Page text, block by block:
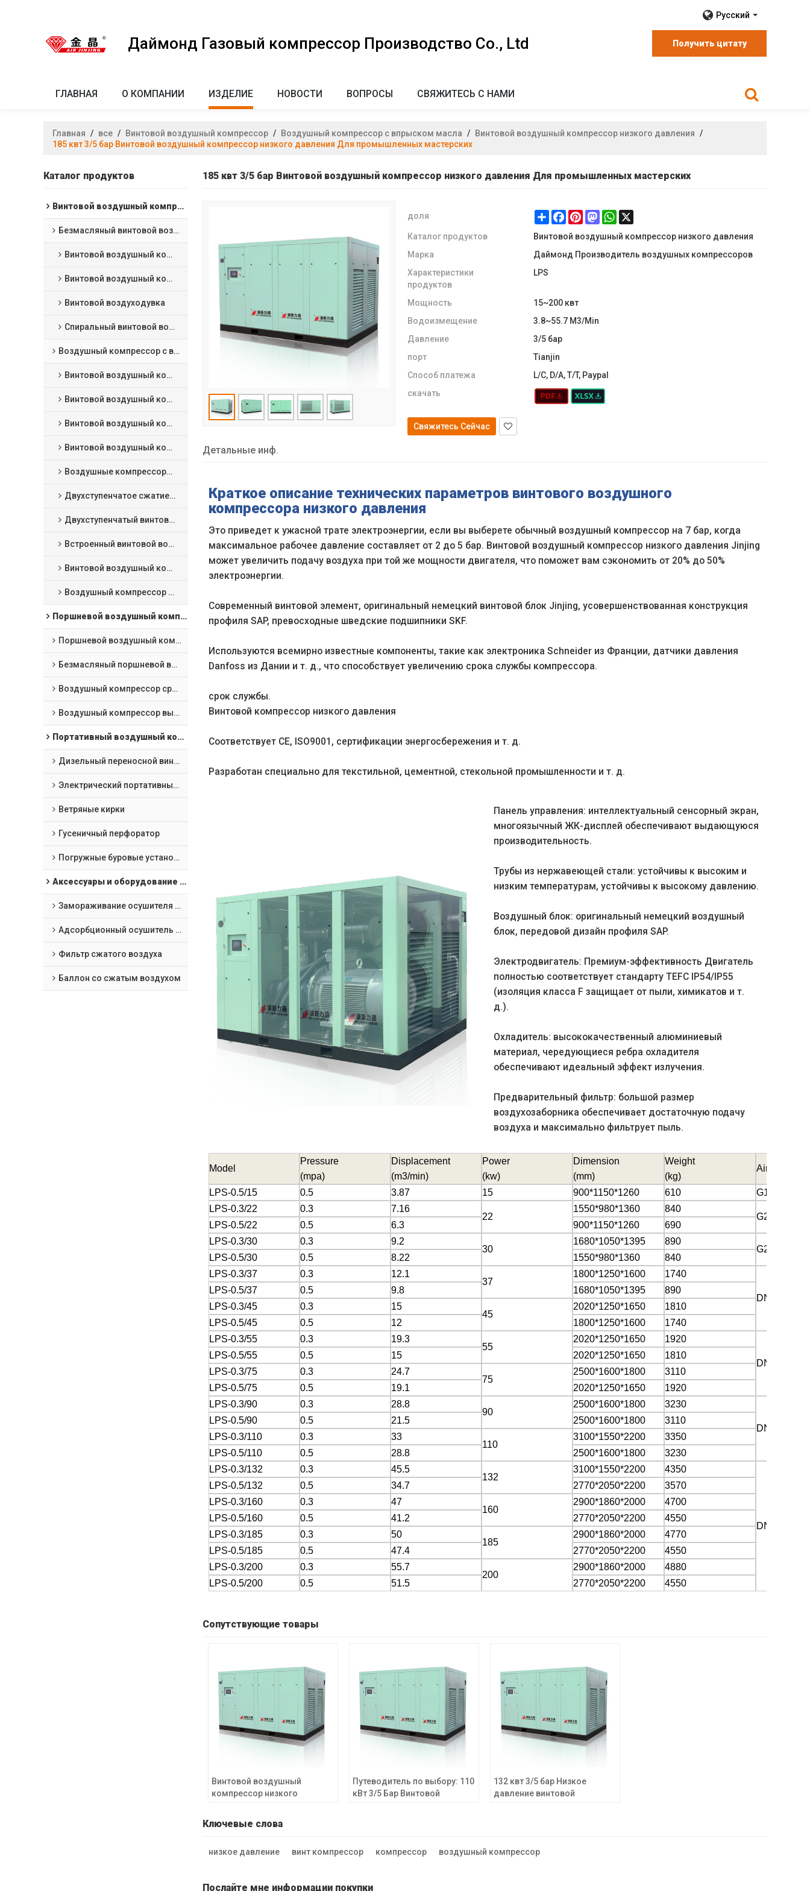
Русский
Даймонд Газовый компрессор Производство Co., Ltd Получить цитату
ГЛАВНАЯ О КОМПАНИИ ИЗДЕЛИЕ НОВОСТИ ВОПРОСЫ СВЯЖИТЕСЬ С НАМИ
Главная / все / Винтовой воздушный компрессор / Воздушный компрессор с впрыском масла / Винтовой воздушный компрессор низкого давления /
185 квт 3/5 бар Винтовой воздушный компрессор низкого давления Для промышленных мастерских
Каталог продуктов
Винтовой воздушный компрессор
Безмасляный винтовой воздушный компрессор
Винтовой воздушный компрессор с водяной смазкой
Винтовой воздушный компрессор сухого типа
Винтовой воздуходувка
Спиральный винтовой воздушный компрессор
Воздушный компрессор с впрыском масла
Винтовой воздушный компрессор с фиксированной скоростью
Винтовой воздушный компрессор VSD
Винтовой воздушный компрессор с постоянным магнитом VSD
Винтовой воздушный компрессор низкого давления
Воздушные компрессоры среднего давления
Двухступенчатое сжатие фиксированная скорость винтовой воздушный компрессор
Двухступенчатый винтовой воздушный компрессор с постоянным магнитом VSD
Встроенный винтовой воздушный компрессор 4 в 1
Винтовой воздушный компрессор с лазерной резкой
Воздушный компрессор VSD с постоянным магнитом масляного охлаждения
Поршневой воздушный компрессор
Поршневой воздушный компрессор
Безмасляный поршневой воздушный компрессор
Воздушный компрессор среднего давления
Воздушный компрессор высокого давления
Портативный воздушный компрессор и горнодобывающее оборудование
Дизельный переносной винтовой компрессор
Электрический портативный винтовой воздушный компрессор
Ветряные кирки
Гусеничный перфоратор
Погружные буровые установки "все в одном
Аксессуары и оборудование для обработки воздушных компрессоров
Замораживание осушителя сжатого воздуха
Адсорбционный осушитель сжатого воздуха
Фильтр сжатого воздуха
Баллон со сжатым воздухом
185 квт 3/5 бар Винтовой воздушный компрессор низкого давления Для промышленных мастерских
доля ShareFacebook
PinterestMastodonWhatsApp
Каталог продуктов
Винтовой воздушный компрессор низкого давления
Марка
Даймонд Производитель воздушных компрессоров
Характеристики
продуктов
LPS
Мощность
15~200 квт
Водоизмещение
3.8~55.7 M3/Min
Давление
3/5 бар
порт
Tianjin
Способ платежа
L/C, D/A, T/T, Paypal
скачать
Свяжитесь Сейчас
Детальные инф.
Краткое описание технических параметров винтового воздушного
компрессора низкого давления
Это приведет к ужасной трате электроэнергии, если вы выберете обычный воздушный компрессор на 7 бар, когда
максимальное рабочее давление составляет от 2 до 5 бар. Винтовой воздушный компрессор низкого давления Jinjing
может увеличить подачу воздуха при той же мощности двигателя, что поможет вам сэкономить от 20% до 50%
электроэнергии.
Современный винтовой элемент, оригинальный немецкий винтовой блок Jinjing, усовершенствованная конструкция
профиля SAP, превосходные шведские подшипники SKF.
Используются всемирно известные компоненты, такие как электроника Schneider из Франции, датчики давления
Danfoss из Дании и т. д., что способствует увеличению срока службы компрессора.
срок службы.
Винтовой компрессор низкого давления
Соответствует CE, ISO9001, сертификации энергосбережения и т. д.
Разработан специально для текстильной, цементной, стекольной промышленности и т. д.
Панель управления: интеллектуальный сенсорный экран,
многоязычный ЖК-дисплей обеспечивают выдающуюся
производительность.
Трубы из нержавеющей стали: устойчивы к высоким и
низким температурам, устойчивы к высокому давлению.
Воздушный блок: оригинальный немецкий воздушный
блок, передовой дизайн профиля SAP.
Электродвигатель: Премиум-эффективность Двигатель
полностью соответствует стандарту TEFC IP54/IP55
(изоляция класса F защищает от пыли, химикатов и т.
д.).
Охладитель: высококачественный алюминиевый
материал, чередующиеся ребра охладителя
обеспечивают идеальный эффект излучения.
Предварительный фильтр: большой размер
воздухозаборника обеспечивает достаточную подачу
воздуха и максимально фильтрует пыль.
Model
Pressure
(mpa)
Displacement
(m3/min)
Power
(kw)
Dimension
(mm)
Weight
(kg)
Air Outlet
LPS-0.5/15 0.5 3.87 15 900*1150*1260 610
G1 1/2"
LPS-0.3/22
0.3 7.16
22
1550*980*1360 840
G2"
LPS-0.5/22
0.5 6.3 900*1150*1260
690
LPS-0.3/30
0.3 9.2
30
1680*1050*1395 890
G2"
LPS-0.5/30
0.5 8.22 1550*980*1360
840
LPS-0.3/37
0.3 12.1
37
1800*1250*1600 1740
DN65
LPS-0.5/37 0.5 9.8 1680*1050*1395
890
LPS-0.3/45
0.3 15
45
2020*1250*1650
1810
LPS-0.5/45
0.5 12 1800*1250*1600
1740
LPS-0.3/55
0.3 19.3
55
2020*1250*1650 1920
DN80
LPS-0.5/55 0.5 15 2020*1250*1650
1810
LPS-0.3/75
0.3 24.7
75
2500*1600*1800
3110
LPS-0.5/75
0.5 19.1 2020*1250*1650
1920
LPS-0.3/90
0.3 28.8
90
2500*1600*1800 3230
DN100
LPS-0.5/90 0.5 21.5 2500*1600*1800
3110
LPS-0.3/110
0.3 33
110
3100*1550*2200
3350
LPS-0.5/110
0.5 28.8 2500*1600*1800
3230
LPS-0.3/132
0.3 45.5
132
3100*1550*2200 4350
DN125
LPS-0.5/132 0.5 34.7 2770*2050*2200
3570
LPS-0.3/160
0.3 47
160
2900*1860*2000
4700
LPS-0.5/160
0.5 41.2 2770*2050*2200
4550
LPS-0.3/185
0.3 50
185
2900*1860*2000
4770
LPS-0.5/185
0.5 47.4 2770*2050*2200
4550
LPS-0.3/200
0.3 55.7
200
2900*1860*2000
4880
LPS-0.5/200
0.5 51.5 2770*2050*2200 4550
Сопутствующие товары
Винтовой воздушный
компрессор низкого
3/5/7/13 бар для
Путеводитель по выбору: 110
кВт 3/5 Бар Винтовой
132 квт 3/5 бар Низкое
давление винтовой
Ключевые слова
низкое давление винт компрессор компрессор воздушный компрессор
Послайте мне информации покупки